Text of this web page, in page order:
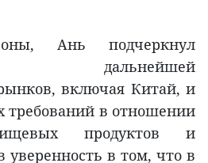
Ань подчеркнул
дальнейшей
включая Китай, и
требований в отношении
продуктов и
уверенность в том, что в